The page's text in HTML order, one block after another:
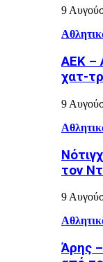
9
ΑΕΚ –
χατ-
9
τον
9
Άρης